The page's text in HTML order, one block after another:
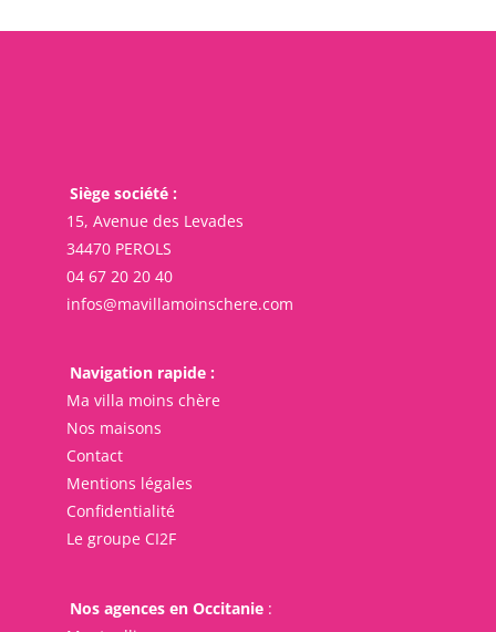
Siège société :
15, Avenue des Levades
34470 PEROLS
04 67 20 20 40
infos@mavillamoinschere.com
Navigation rapide :
Ma villa moins chère
Nos maisons
Contact
Mentions légales
Confidentialité
Le groupe CI2F
Nos agences en Occitanie: